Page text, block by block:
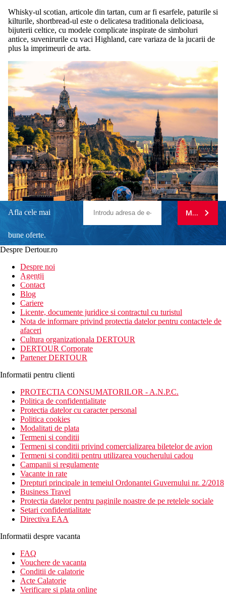
Whisky-ul scotian, articole din tartan, cum ar fi esarfele, paturile si
kilturile, shortbread-ul este o delicatesa traditionala delicioasa,
bijuterii celtice, cu modele complicate inspirate de simboluri
antice, suvenirurile cu vaci Highland, care variaza de la jucarii de
plus la imprimeuri de arta.
Afla cele mai
bune oferte.
newsletter!
MA
Despre Dertour.ro
Despre noi
Agentii
Contact
Blog
Cariere
Licente, documente juridice si contractul cu turistul
Nota de informare privind protectia datelor pentru contactele de
afaceri
Cultura organizationala DERTOUR
DERTOUR Corporate
Partener DERTOUR
Informatii pentru clienti
PROTECTIA CONSUMATORILOR - A.N.P.C.
Politica de confidentialitate
Protectia datelor cu caracter personal
Politica cookies
Modalitati de plata
Termeni si conditii
Termeni si conditii privind comercializarea biletelor de avion
Termeni si conditii pentru utilizarea voucherului cadou
Campanii si regulamente
Vacante in rate
Drepturi principale in temeiul Ordonantei Guvernului nr. 2/2018
Business Travel
Protectia datelor pentru paginile noastre de pe retelele sociale
Setari confidentialitate
Directiva EAA
Informatii despre vacanta
FAQ
Vouchere de vacanta
Conditii de calatorie
Acte Calatorie
Verificare si plata online